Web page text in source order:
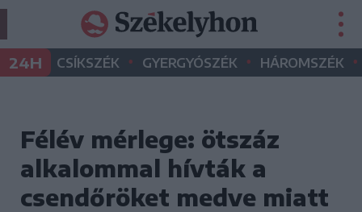
24H CSÍKSZÉK • GYERGYÓSZÉK • HÁROMSZÉK •
Félév mérlege: ötszáz
alkalommal hívták a
csendőröket medve miatt